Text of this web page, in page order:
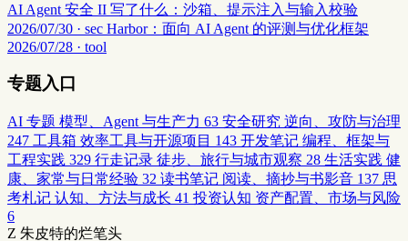
AI Agent 安全 II 写了什么：沙箱、提示注入与输入校验
2026/07/30 · sec Harbor：面向 AI Agent 的评测与优化框架
2026/07/28 · tool
专题入口
AI 专题 模型、Agent 与生产力 63 安全研究 逆向、攻防与治理
247 工具箱 效率工具与开源项目 143 开发笔记 编程、框架与
工程实践 329 行走记录 徒步、旅行与城市观察 28 生活实践 健
康、家常与日常经验 32 读书笔记 阅读、摘抄与书影音 137 思
考札记 认知、方法与成长 41 投资认知 资产配置、市场与风险
6
Z 朱皮特的烂笔头